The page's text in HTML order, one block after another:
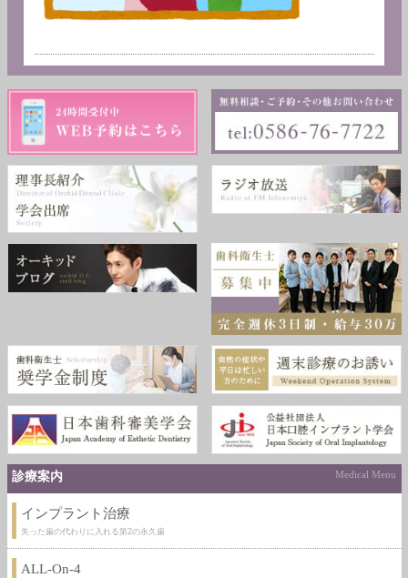
診療案内 Medical Menu
インプラント治療
失った歯の代わりに入れる第2の永久歯
ALL-On-4